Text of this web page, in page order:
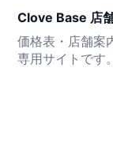
Clove Base 店
価格表・店舗案
専用サイトです。